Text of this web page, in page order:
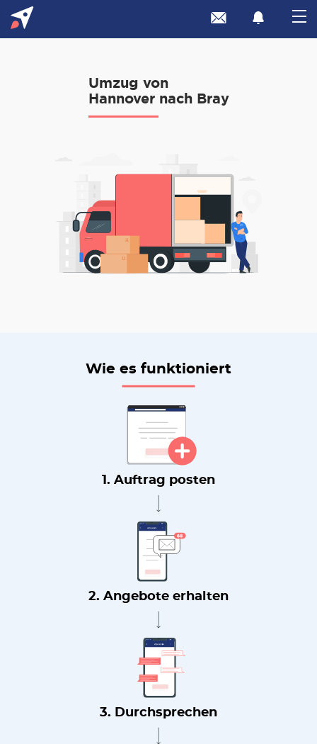
Umzug von
Hannover nach Bray
Wie es funktioniert
1. Auftrag posten
2. Angebote erhalten
3. Durchsprechen